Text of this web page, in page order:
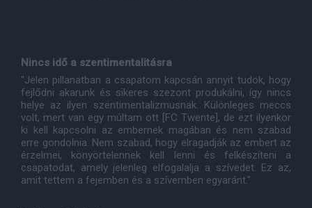
Nincs idő a szentimentalitásra
"Jelen pillanatban a csapatom kapcsán annyit tudok, hogy
fejlődni akarunk és sikeres szezont produkálni, így nincs
helye az ilyen szentimentalizmusnak. Különleges meccs
volt, mert van egy múltam ott [FC Twente], de ezt ilyenkor
ki kell kapcsolni az embernek magában és nem szabad
erre gondolnia. Nem szabad, hogy elragadják az embert az
érzelmei, könyörtelennek kell lenni és felkészíteni a
csapatodat, amely jelenleg elfogalalja a szívedet. Ez az,
amit tettem a fejemben és a szívemben egyaránt."